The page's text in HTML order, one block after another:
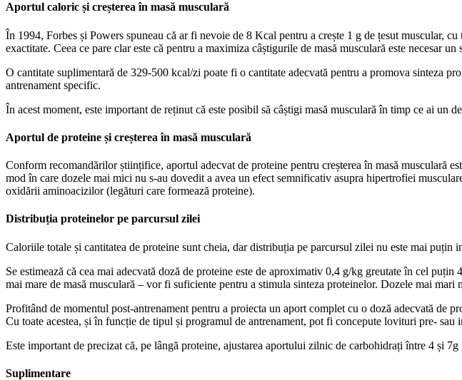
Aportul caloric și creșterea în masă musculară
În 1994, Forbes și Powers spuneau că ar fi nevoie de 8 Kcal pentru a crește 1 g de țesut muscular,
exactitate. Ceea ce pare clar este că pentru a maximiza câștigurile de masă musculară este necesar
O cantitate suplimentară de 329-500 kcal/zi poate fi o cantitate adecvată pentru a promova sinteza
antrenament specific.
În acest moment, este important de reținut că este posibil să câștigi masă musculară în timp ce ai un
Aportul de proteine ​​și creșterea în masă musculară
Conform recomandărilor științifice, aportul adecvat de proteine ​​pentru creșterea în masă musculară
mod în care dozele mai mici nu s-au dovedit a avea un efect semnificativ asupra hipertrofiei
oxidării aminoacizilor (legături care formează proteine).
Distribuția proteinelor pe parcursul zilei
Caloriile totale și cantitatea de proteine ​​sunt cheia, dar distribuția pe parcursul zilei nu este mai puțin
Se estimează că cea mai adecvată doză de proteine ​​este de aproximativ 0,4 g/kg greutate în cel
mai mare de masă musculară – vor fi suficiente pentru a stimula sinteza proteinelor. Dozele mai
Profitând de momentul post-antrenament pentru a proiecta un aport complet cu o doză adecvată de
Cu toate acestea, și în funcție de tipul și programul de antrenament, pot fi concepute lovituri pre-
Este important de precizat că, pe lângă proteine, ajustarea aportului zilnic de carbohidrați între 4 și
Suplimentare